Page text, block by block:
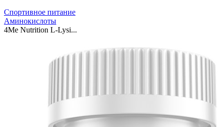
Спортивное питание
Аминокислоты
4Me Nutrition L-Lysi...